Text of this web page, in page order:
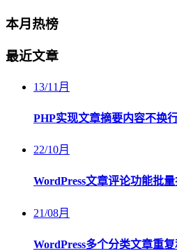
本月热榜
最近文章
13/11月
PHP实现文章摘要内容不换
22/10月
WordPress文章评论功能批
21/08月
WordPress多个分类文章重